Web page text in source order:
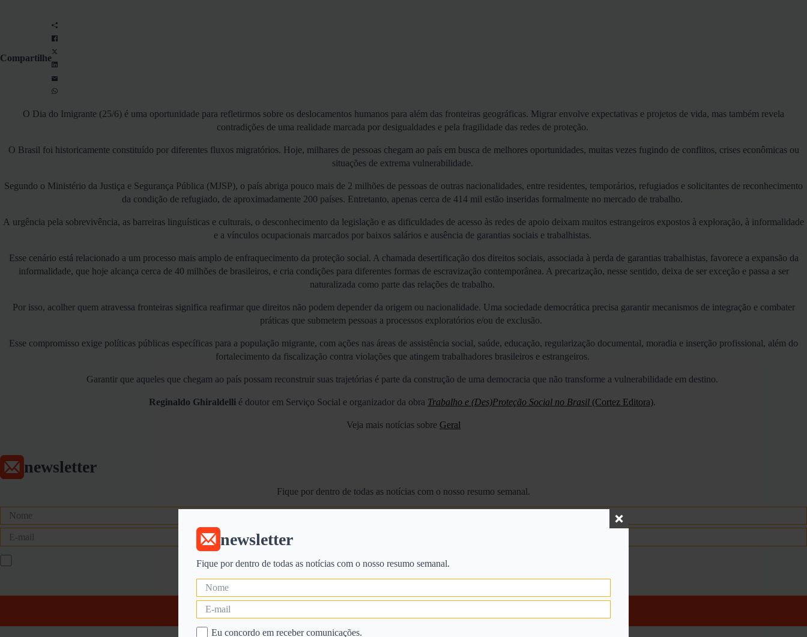
Compartilhe
O Dia do Imigrante (25/6) é uma oportunidade para refletirmos sobre os deslocamentos humanos para além das fronteiras geográficas. Migrar envolve expectativas e projetos de vida, mas também revela
contradições de uma realidade marcada por desigualdades e pela fragilidade das redes de proteção.
O Brasil foi historicamente constituído por diferentes fluxos migratórios. Hoje, milhares de pessoas chegam ao país em busca de melhores oportunidades, muitas vezes fugindo de conflitos, crises econômicas ou
situações de extrema vulnerabilidade.
Segundo o Ministério da Justiça e Segurança Pública (MJSP), o país abriga pouco mais de 2 milhões de pessoas de outras nacionalidades, entre residentes, temporários, refugiados e solicitantes de reconhecimento
da condição de refugiado, de aproximadamente 200 países. Entretanto, apenas cerca de 414 mil estão inseridas formalmente no mercado de trabalho.
A urgência pela sobrevivência, as barreiras linguísticas e culturais, o desconhecimento da legislação e as dificuldades de acesso às redes de apoio deixam muitos estrangeiros expostos à exploração, à informalidade
e a vínculos ocupacionais marcados por baixos salários e ausência de garantias sociais e trabalhistas.
Esse cenário está relacionado a um processo mais amplo de enfraquecimento da proteção social. A chamada desertificação dos direitos sociais, associada à perda de garantias trabalhistas, favorece a expansão da
informalidade, que hoje alcança cerca de 40 milhões de brasileiros, e cria condições para diferentes formas de escravização contemporânea. A precarização, nesse sentido, deixa de ser exceção e passa a ser
naturalizada como parte das relações de trabalho.
Por isso, acolher quem atravessa fronteiras significa reafirmar que direitos não podem depender da origem ou nacionalidade. Uma sociedade democrática precisa garantir mecanismos de integração e combater
práticas que submetem pessoas a processos exploratórios e/ou de exclusão.
Esse compromisso exige políticas públicas específicas para a população migrante, com ações nas áreas de assistência social, saúde, educação, regularização documental, moradia e inserção profissional, além do
fortalecimento da fiscalização contra violações que atingem trabalhadores brasileiros e estrangeiros.
Garantir que aqueles que chegam ao país possam reconstruir suas trajetórias é parte da construção de uma democracia que não transforme a vulnerabilidade em destino.
Reginaldo Ghiraldelli é doutor em Serviço Social e organizador da obra Trabalho e (Des)Proteção Social no Brasil (Cortez Editora).
Veja mais notícias sobre Geral
newsletter
Fique por dentro de todas as notícias com o nosso resumo semanal.
Eu concordo em receber comunicações.
newsletter
Fique por dentro de todas as notícias com o nosso resumo semanal.
Eu concordo em receber comunicações.